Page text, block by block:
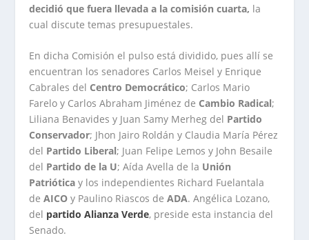
decidió que fuera llevada a la comisión cuarta, la
cual discute temas presupuestales.
En dicha Comisión el pulso está dividido, pues allí se
encuentran los senadores Carlos Meisel y Enrique
Cabrales del Centro Democrático; Carlos Mario
Farelo y Carlos Abraham Jiménez de Cambio Radical;
Liliana Benavides y Juan Samy Merheg del Partido
Conservador; Jhon Jairo Roldán y Claudia María Pérez
del Partido Liberal; Juan Felipe Lemos y John Besaile
del Partido de la U; Aída Avella de la Unión
Patriótica y los independientes Richard Fuelantala
deAICOy Paulino Riascos deADA. Angélica Lozano,
del partido Alianza Verde, preside esta instancia del
Senado.